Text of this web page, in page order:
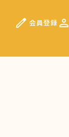
edit 会員登録 person